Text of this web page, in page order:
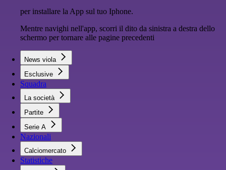
per installare la App sul tuo Iphone.
Mentre navighi nell'app, scorri il dito da sinistra a destra dello
schermo per tornare alle pagine precedenti
News viola
Esclusive
Squadra
La società
Partite
Serie A
Nazionali
Calciomercato
Statistiche